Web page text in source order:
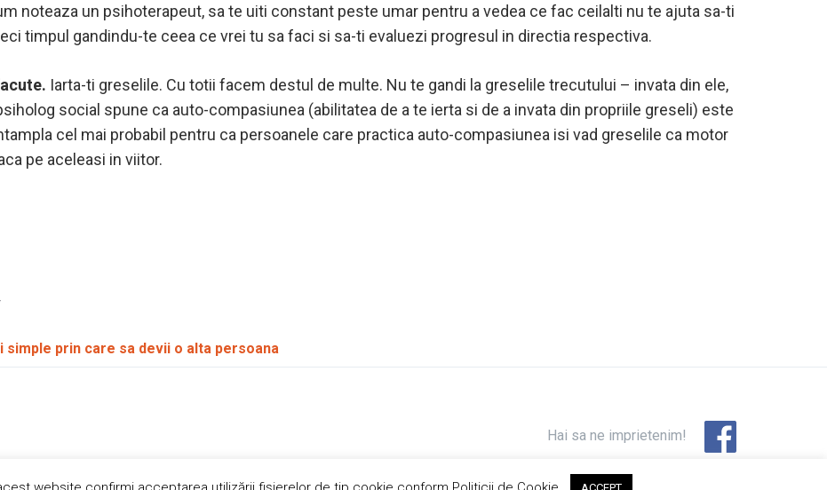
noteaza un psihoterapeut, sa te uiti constant peste umar pentru a vedea ce fac ceilalti nu te ajuta sa-ti
timpul gandindu-te ceea ce vrei tu sa faci si sa-ti evaluezi progresul in directia respectiva.
Iarta-ti greselile. Cu totii facem destul de multe. Nu te gandi la greselile trecutului – invata din ele,
social spune ca auto-compasiunea (abilitatea de a te ierta si de a invata din propriile greseli) este
cel mai probabil pentru ca persoanele care practica auto-compasiunea isi vad greselile ca motor
pe aceleasi in viitor.
simple prin care sa devii o alta persoana
Hai sa ne imprietenim!